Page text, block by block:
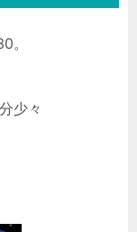
。
少々